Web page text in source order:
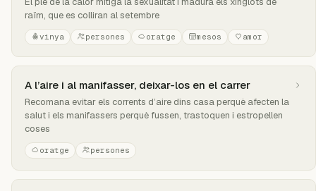
raïm, que es colliran al setembre
vinya persones oratge mesos amor
A l’aire i al manifasser, deixar-los en el carrer
Recomana evitar els corrents d’aire dins casa perquè afecten la
salut i els manifassers perquè fussen, trastoquen i estropellen
coses
oratge persones